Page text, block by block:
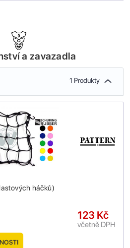
a zavazadla
1 Produkty
háčků)
123 Kč
včetně DPH